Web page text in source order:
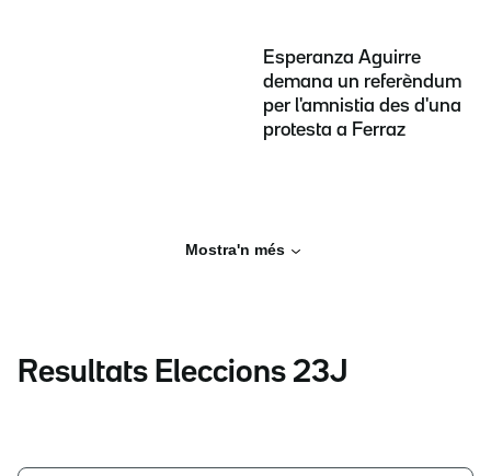
Esperanza Aguirre
demana un referèndum
per l'amnistia des d'una
protesta a Ferraz
Mostra'n més
Resultats Eleccions 23J